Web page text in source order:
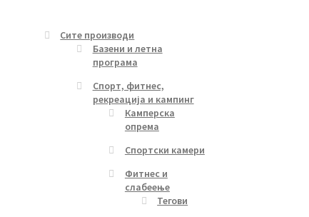
Сите производи
Базени и летна
програма
Спорт, фитнес,
рекреација и кампинг
Камперска
опрема
Спортски камери
Фитнес и
слабеење
Тегови